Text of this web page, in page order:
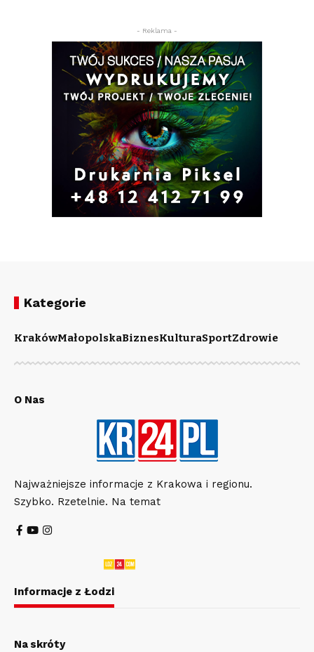
- Reklama -
Kategorie
KrakówMałopolskaBiznesKulturaSportZdrowie
O Nas
Najważniejsze informacje z Krakowa i regionu.
Szybko. Rzetelnie. Na temat
Informacje z Łodzi
Na skróty